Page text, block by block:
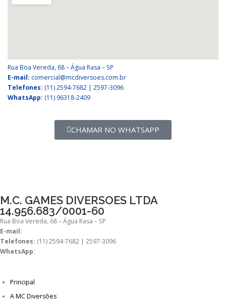
Rua Boa Vereda, 68 – Água Rasa – SP
E-mail: comercial@mcdiversoes.com.br
Telefones: (11) 2594-7682 | 2597-3096
WhatsApp: (11) 96318-2409
CHAMAR NO WHATSAPP
M.C. GAMES DIVERSOES LTDA
14.956.683/0001-60
Rua Boa Vereda, 68 – Água Rasa – SP
E-mail:
Telefones: (11) 2594-7682 | 2597-3096
WhatsApp:
Principal
A MC Diversões